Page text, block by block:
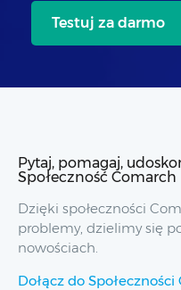
Testuj za darmo
Pytaj, pomagaj,
Społeczność Comarch
Dzięki społeczności
problemy, dzielimy się
nowościach.
Dołącz do